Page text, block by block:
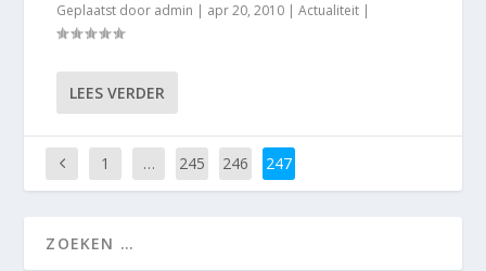
Geplaatst door admin | apr 20, 2010 |Actualiteit |
LEES VERDER
1 … 245 246 247